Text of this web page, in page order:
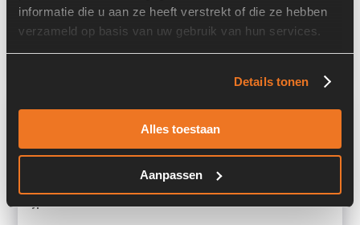
informatie die u aan ze heeft verstrekt of die ze hebben
verzameld op basis van uw gebruik van hun services.
Details tonen
Alles toestaan
Aanpassen
Past op de volgende machines:
Volvo L 35 B
Overige informatie
Stock number: 7008-012
Type 1: A6VM140DA5X/63W-VZB01XQB-ES
Type 2: A6VM140DA5X